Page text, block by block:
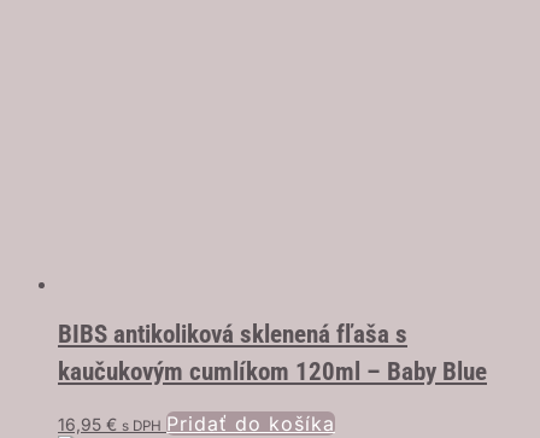
BIBS antikoliková sklenená fľaša s
kaučukovým cumlíkom 120ml – Baby Blue
16,95 € s DPH Pridať do košíka